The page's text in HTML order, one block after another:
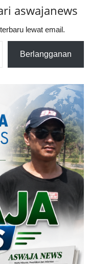
aswajanews
lewat email.
Berlangganan